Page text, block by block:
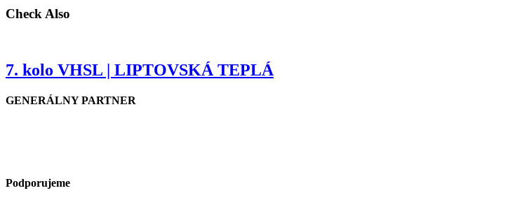
Check Also
7. kolo VHSL | LIPTOVSKÁ TEPLÁ
GENERÁLNY PARTNER
Podporujeme